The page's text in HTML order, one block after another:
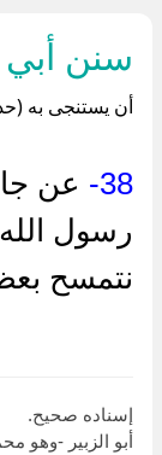
سنن أبي
أن يستنجى به
38-
عن
رسول
نتمسح
إسناده صحيح.
أبو الزبير -